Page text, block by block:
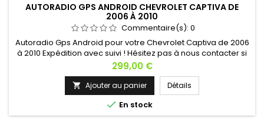
AUTORADIO GPS ANDROID CHEVROLET CAPTIVA DE
2006 À 2010
Commentaire(s): 0
Autoradio Gps Android pour votre Chevrolet Captiva de 2006
à 2010 Expédition avec suivi ! Hésitez pas à nous contacter si
vous avez une question !
Prix
299,00 €
 Ajouter au panier Détails
 En stock